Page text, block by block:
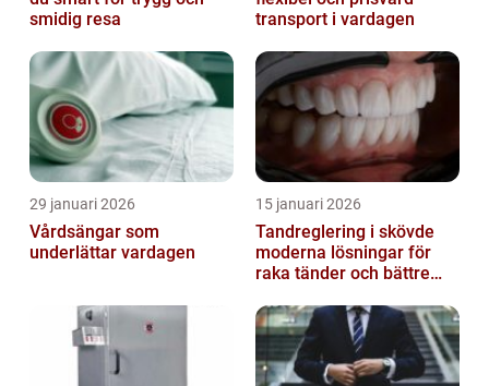
smidig resa
transport i vardagen
29 januari 2026
Vårdsängar som
underlättar vardagen
15 januari 2026
Tandreglering i skövde
moderna lösningar för
raka tänder och bättre